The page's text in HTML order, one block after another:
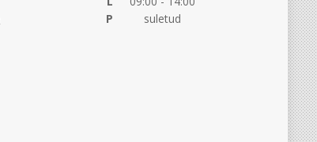
P
suletud